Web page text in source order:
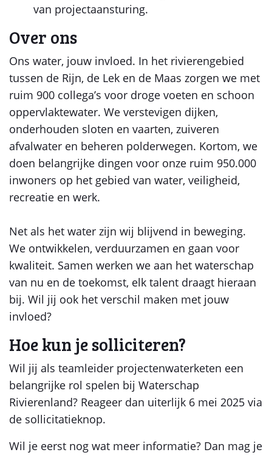
van projectaansturing.
Over ons
Ons water, jouw invloed. In het rivierengebied
tussen de Rijn, de Lek en de Maas zorgen we met
ruim 900 collega’s voor droge voeten en schoon
oppervlaktewater. We verstevigen dijken,
onderhouden sloten en vaarten, zuiveren
afvalwater en beheren polderwegen. Kortom, we
doen belangrijke dingen voor onze ruim 950.000
inwoners op het gebied van water, veiligheid,
recreatie en werk.
Net als het water zijn wij blijvend in beweging.
We ontwikkelen, verduurzamen en gaan voor
kwaliteit. Samen werken we aan het waterschap
van nu en de toekomst, elk talent draagt hieraan
bij. Wil jij ook het verschil maken met jouw
invloed?
Hoe kun je solliciteren?
Wil jij als teamleider projectenwaterketen een
belangrijke rol spelen bij Waterschap
Rivierenland? Reageer dan uiterlijk 6 mei 2025 via
de sollicitatieknop.
Wil je eerst nog wat meer informatie? Dan mag je